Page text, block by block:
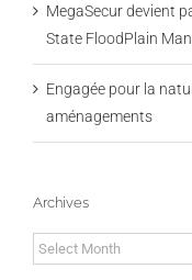
MegaSecur devient
State FloodPlain
Engagée pour la
aménagements
Archives
Archives